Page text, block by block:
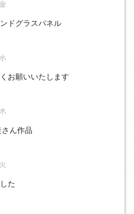
ドグラスパネル
お願いいたします
さん作品
た